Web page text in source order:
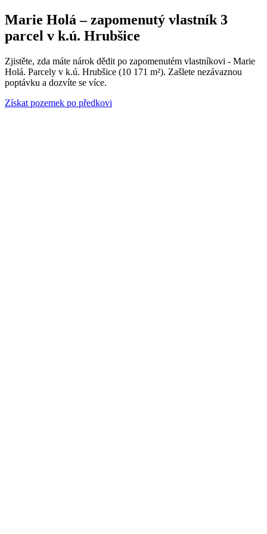
Marie Holá – zapomenutý vlastník 3
parcel v k.ú. Hrubšice
Zjistěte, zda máte nárok dědit po zapomenutém vlastníkovi - Marie
Holá. Parcely v k.ú. Hrubšice (10 171 m²). Zašlete nezávaznou
poptávku a dozvíte se více.
Získat pozemek po předkovi